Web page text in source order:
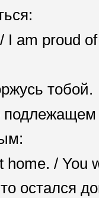
I am proud
тобой.
home. / You
остался